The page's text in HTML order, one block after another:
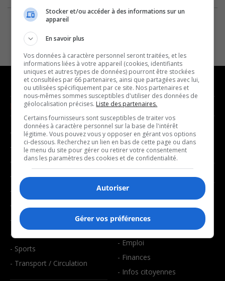
NOUVELLES
- Affaires municipales
- Communauté / Social
- Culture
- Économie
- Éducation
- Environnement
- Faits divers
- Santé et bien-être
- Sports
- Transport / Circulation
MUSIQUE
- Décompte franco
- Joué récemment
BALADOS
- Affaires
- Art de vivre
- Bien-être
- Emploi
- Finances
- Infos citoyennes
Stocker et/ou accéder à des informations sur un
appareil
En savoir plus
Vos données à caractère personnel seront traitées, et les
informations liées à votre appareil (cookies, identifiants
uniques et autres types de données) pourront être stockées
et consultées par 66 partenaires, ainsi que partagées avec lui,
ou utilisées spécifiquement par ce site. Nos partenaires et
nous-mêmes sommes susceptibles d'utiliser des données de
géolocalisation précises. Liste des partenaires.
Certains fournisseurs sont susceptibles de traiter vos
données à caractère personnel sur la base de l'intérêt
légitime. Vous pouvez vous y opposer en gérant vos options
ci-dessous. Recherchez un lien en bas de cette page ou dans
le menu du site pour gérer ou retirer votre consentement
dans les paramètres des cookies et de confidentialité.
Autoriser
Gérer vos préférences